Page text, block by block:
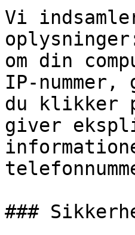
Vi
om din
IP-
du klikker
giver
###